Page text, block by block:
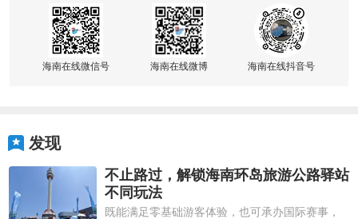
海南在线微信号 海南在线微博 海南在线抖音号
发现
不止路过，解锁海南环岛旅游公路驿站
不同玩法
既能满足零基础游客体验，也可承办国际赛事，